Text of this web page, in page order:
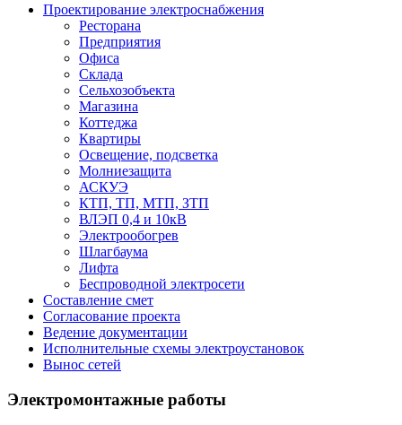
Проектирование электроснабжения
Ресторана
Предприятия
Офиса
Склада
Сельхозобъекта
Магазина
Коттеджа
Квартиры
Освещение, подсветка
Молниезащита
АСКУЭ
КТП, ТП, МТП, ЗТП
ВЛЭП 0,4 и 10кВ
Электрообогрев
Шлагбаума
Лифта
Беспроводной электросети
Составление смет
Согласование проекта
Ведение документации
Исполнительные схемы электроустановок
Вынос сетей
Электромонтажные работы